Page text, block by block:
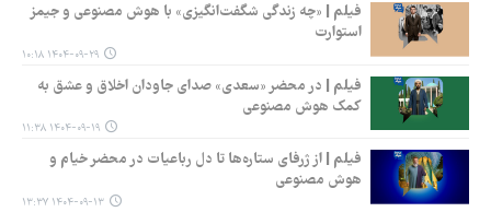
فیلم | «چه زندگی شگفت‌انگیزی» با هوش مصنوعی و جیمز
استوارت
۱۴۰۴-۰۹-۲۹ ۱۰:۱۸
فیلم | در محضر «سعدی» صدای جاودان اخلاق و عشق به
کمک هوش مصنوعی
۱۴۰۴-۰۹-۱۹ ۱۱:۳۸
فیلم | از ژرفای ستاره‌ها تا دل رباعیات در محضر خیام و
هوش مصنوعی
۱۴۰۴-۰۹-۱۳ ۱۳:۳۷